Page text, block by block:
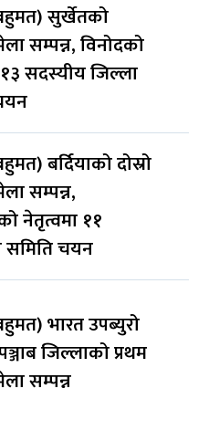
सुर्खेतको
सम्पन्न, विनोदको
सदस्यीय जिल्ला
बर्दियाको दोस्रो
सम्पन्न,
नेतृत्वमा ११
चयन
भारत उपब्युरो
जिल्लाको प्रथम
सम्पन्न